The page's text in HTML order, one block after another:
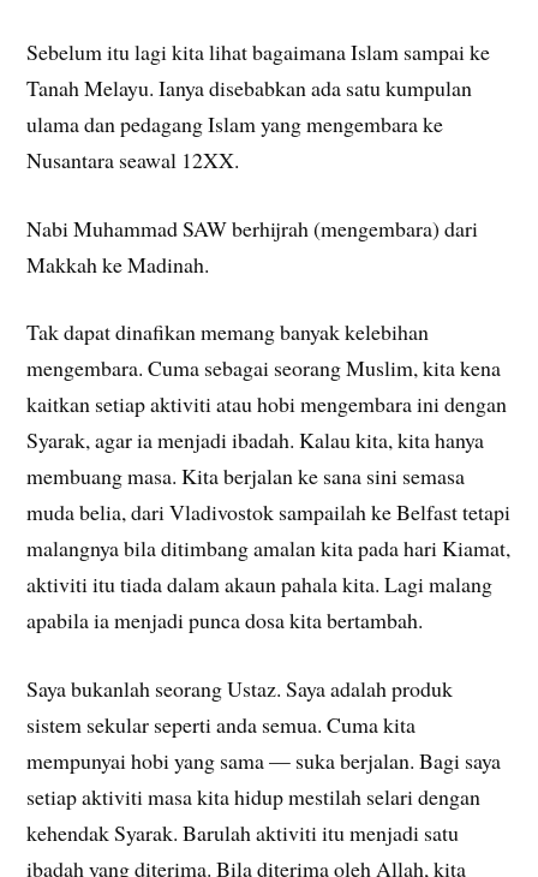
Sebelum itu lagi kita lihat bagaimana Islam sampai ke
Tanah Melayu. Ianya disebabkan ada satu kumpulan
ulama dan pedagang Islam yang mengembara ke
Nusantara seawal 12XX.
Nabi Muhammad SAW berhijrah (mengembara) dari
Makkah ke Madinah.
Tak dapat dinafikan memang banyak kelebihan
mengembara. Cuma sebagai seorang Muslim, kita kena
kaitkan setiap aktiviti atau hobi mengembara ini dengan
Syarak, agar ia menjadi ibadah. Kalau kita, kita hanya
membuang masa. Kita berjalan ke sana sini semasa
muda belia, dari Vladivostok sampailah ke Belfast tetapi
malangnya bila ditimbang amalan kita pada hari Kiamat,
aktiviti itu tiada dalam akaun pahala kita. Lagi malang
apabila ia menjadi punca dosa kita bertambah.
Saya bukanlah seorang Ustaz. Saya adalah produk
sistem sekular seperti anda semua. Cuma kita
mempunyai hobi yang sama — suka berjalan. Bagi saya
setiap aktiviti masa kita hidup mestilah selari dengan
kehendak Syarak. Barulah aktiviti itu menjadi satu
ibadah yang diterima. Bila diterima oleh Allah, kita